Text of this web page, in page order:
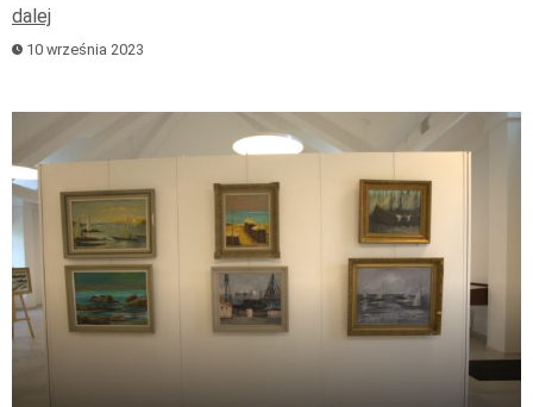
dalej
10 września 2023
plików
dźwiękowych